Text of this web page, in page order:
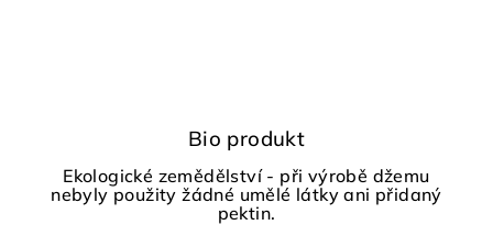
Bio produkt
Ekologické zemědělství - při výrobě džemu
nebyly použity žádné umělé látky ani přidaný
pektin.